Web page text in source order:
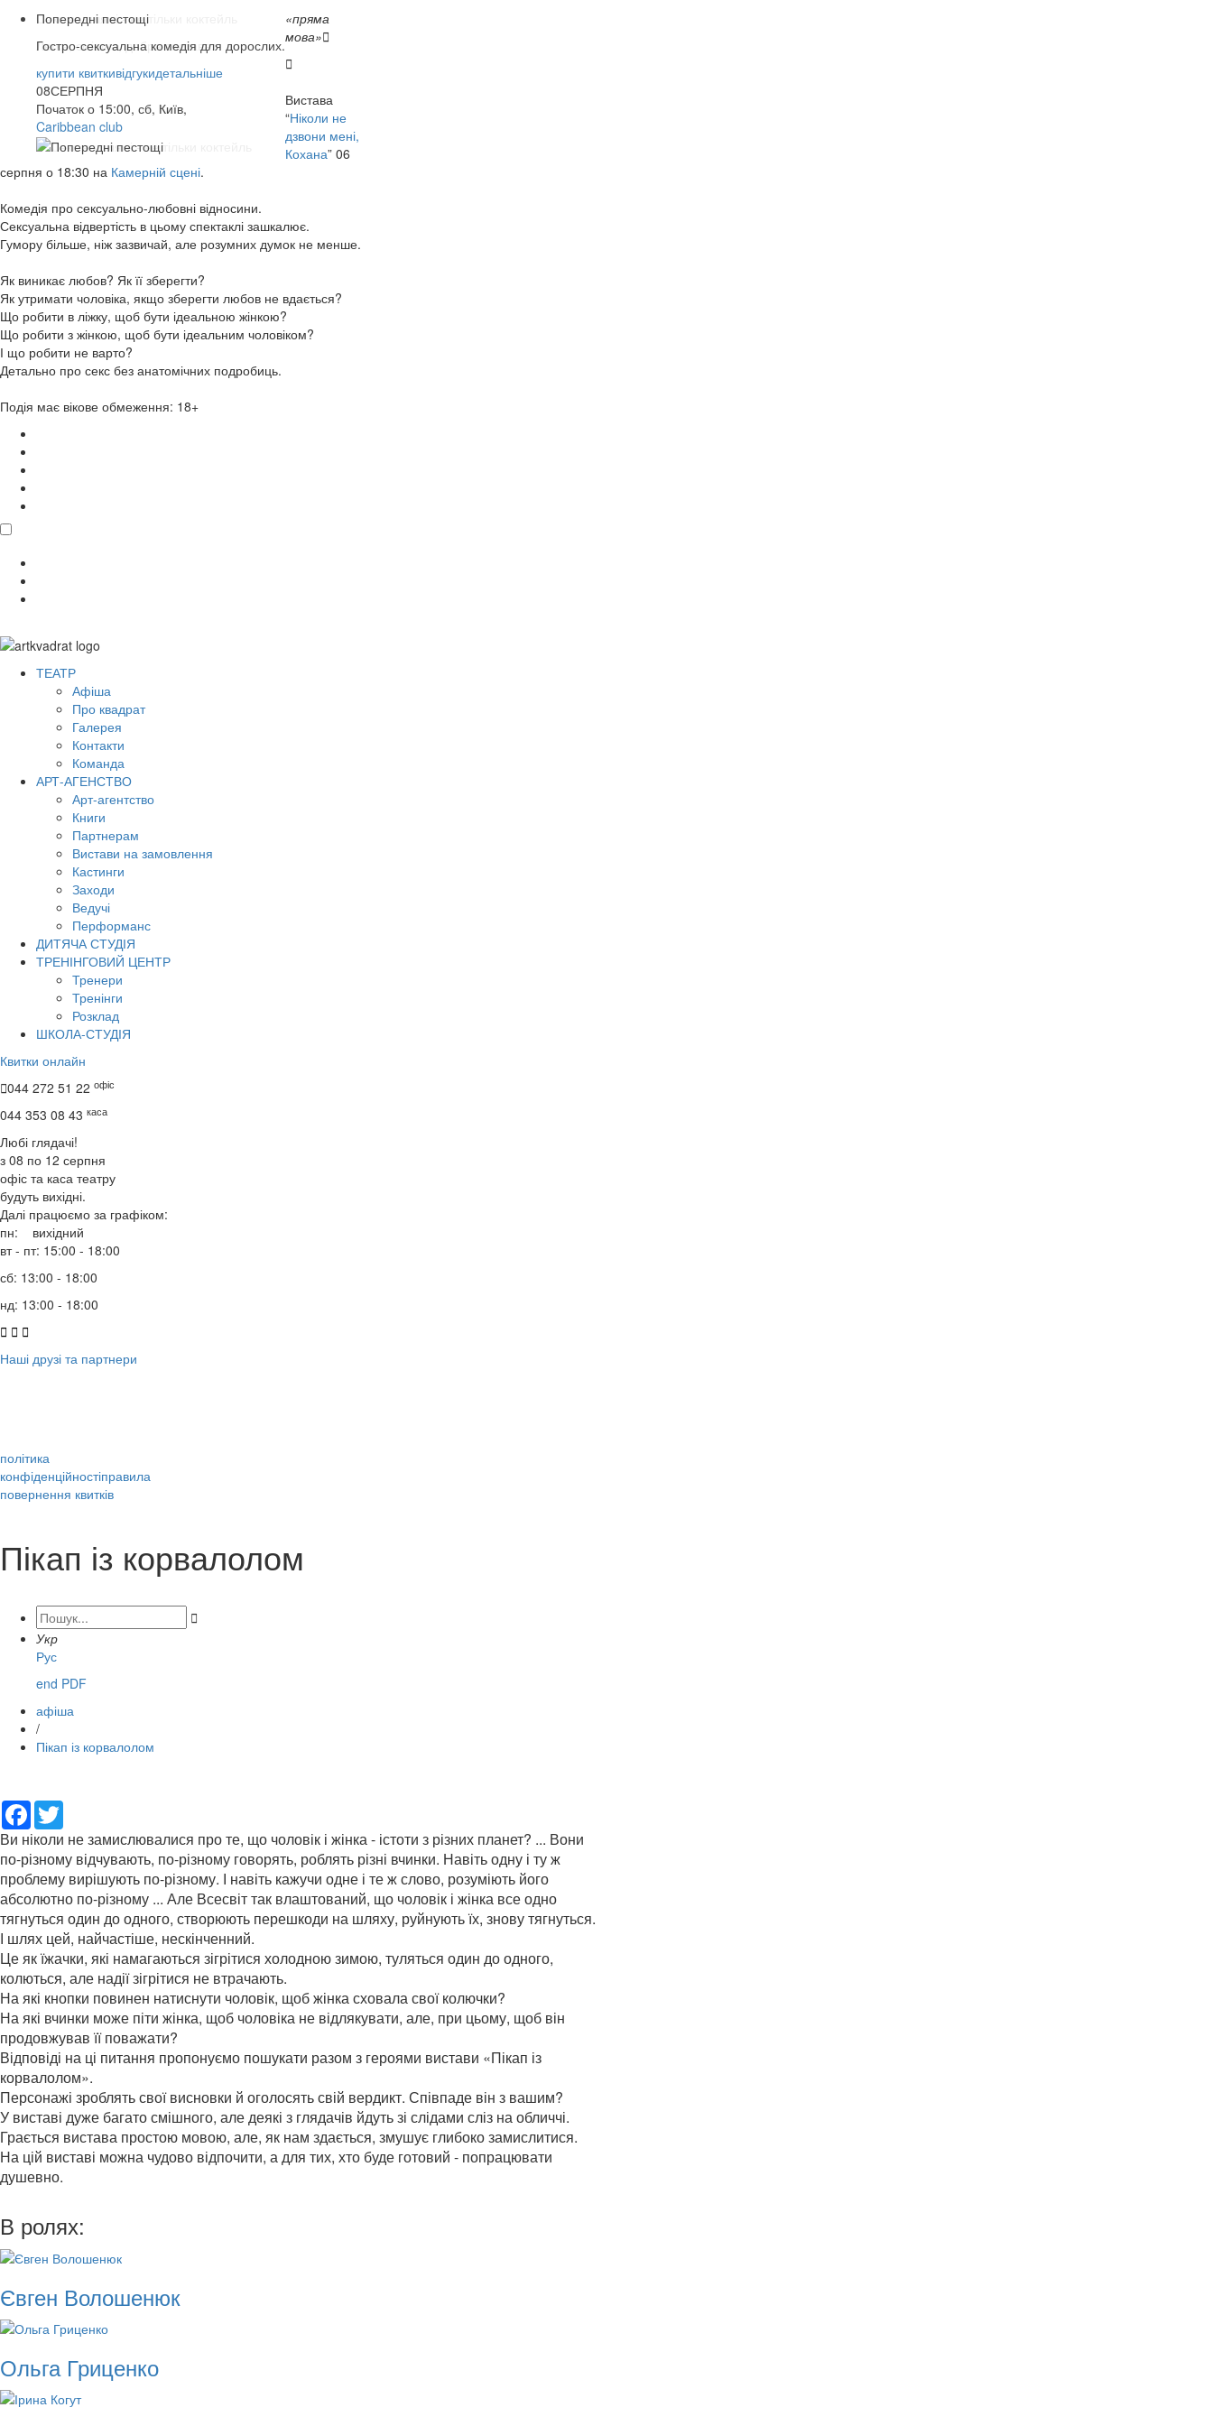
купити квиткивідгукидетальніше
07СЕРПНЯ
Caribbean club
Попередні пестощі
Гостро-сексуальна комедія для дорослих.
купити квиткивідгукидетальніше
08СЕРПНЯ
Початок о 15:00, сб, Київ,
Caribbean club
купити квиткивідгукидетальніше
13СЕРПНЯ
Арт-Братислава
купити квиткивідгукидетальніше
14СЕРПНЯ
Origin Stage
купити квиткивідгукидетальніше
14СЕРПНЯ
КАМЕРНА СЦЕНА
«пряма
мова»

Вистава
“Ніколи не
дзвони мені,
Кохана” 06
серпня о 18:30 на Камерній сцені.
Комедія про сексуально-любовні відносини.
Сексуальна відвертість в цьому спектаклі зашкалює.
Гумору більше, ніж зазвичай, але розумних думок не менше.
Як виникає любов? Як її зберегти?
Як утримати чоловіка, якщо зберегти любов не вдається?
Що робити в ліжку, щоб бути ідеальною жінкою?
Що робити з жінкою, щоб бути ідеальним чоловіком?
І що робити не варто?
Детально про секс без анатомічних подробиць.
Подія має вікове обмеження: 18+
ТЕАТР
Афіша
Про квадрат
Галерея
Контакти
Команда
АРТ-АГЕНСТВО
Арт-агентство
Книги
Партнерам
Вистави на замовлення
Кастинги
Заходи
Ведучі
Перформанс
ДИТЯЧА СТУДІЯ
ТРЕНІНГОВИЙ ЦЕНТР
Тренери
Тренінги
Розклад
ШКОЛА-СТУДІЯ
Квитки онлайн
044 272 51 22 офіс
044 353 08 43 каса
Любі глядачі!
з 08 по 12 серпня
офіс та каса театру
будуть вихідні.
Далі працюємо за графіком:
пн: вихідний
вт - пт: 15:00 - 18:00
сб: 13:00 - 18:00
нд: 13:00 - 18:00
  
Наші друзі та партнери
політика
конфіденційностіправила
повернення квитків
Пікап із корвалолом

Укр
Рус
end PDF
афіша
/
Пікап із корвалолом
Facebook
Ви ніколи не замислювалися про те, що чоловік і жінка - істоти з різних планет? ... Вони
по-різному відчувають, по-різному говорять, роблять різні вчинки. Навіть одну і ту ж
проблему вирішують по-різному. І навіть кажучи одне і те ж слово, розуміють його
абсолютно по-різному ... Але Всесвіт так влаштований, що чоловік і жінка все одно
тягнуться один до одного, створюють перешкоди на шляху, руйнують їх, знову тягнуться.
І шлях цей, найчастіше, нескінченний.
Це як їжачки, які намагаються зігрітися холодною зимою, туляться один до одного,
колються, але надії зігрітися не втрачають.
На які кнопки повинен натиснути чоловік, щоб жінка сховала свої колючки?
На які вчинки може піти жінка, щоб чоловіка не відлякувати, але, при цьому, щоб він
продовжував її поважати?
Відповіді на ці питання пропонуємо пошукати разом з героями вистави «Пікап із
корвалолом».
Персонажі зроблять свої висновки й оголосять свій вердикт. Співпаде він з вашим?
У виставі дуже багато смішного, але деякі з глядачів йдуть зі слідами сліз на обличчі.
Грається вистава простою мовою, але, як нам здається, змушує глибоко замислитися.
На цій виставі можна чудово відпочити, а для тих, хто буде готовий - попрацювати
душевно.
В ролях:
Євген Волошенюк
Ольга Гриценко